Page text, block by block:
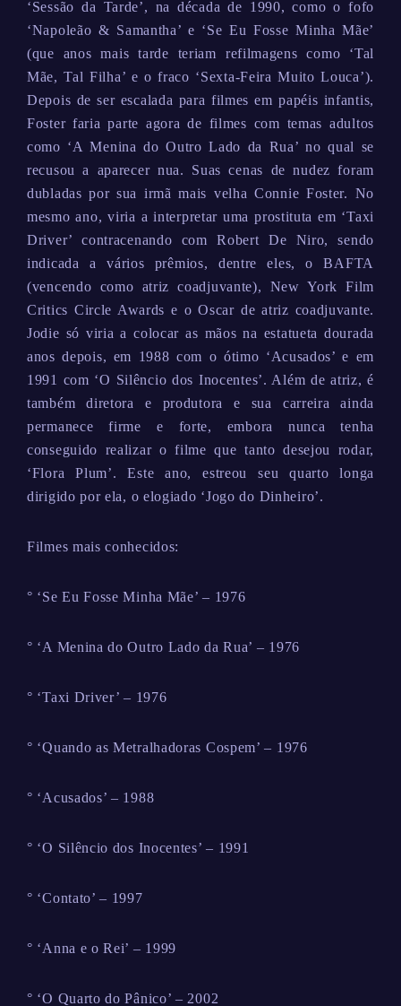
‘Sessão da Tarde’, na década de 1990, como o fofo
‘Napoleão & Samantha’ e ‘Se Eu Fosse Minha Mãe’
(que anos mais tarde teriam refilmagens como ‘Tal
Mãe, Tal Filha’ e o fraco ‘Sexta-Feira Muito Louca’).
Depois de ser escalada para filmes em papéis infantis,
Foster faria parte agora de filmes com temas adultos
como ‘A Menina do Outro Lado da Rua’ no qual se
recusou a aparecer nua. Suas cenas de nudez foram
dubladas por sua irmã mais velha Connie Foster. No
mesmo ano, viria a interpretar uma prostituta em ‘Taxi
Driver’ contracenando com Robert De Niro, sendo
indicada a vários prêmios, dentre eles, o BAFTA
(vencendo como atriz coadjuvante), New York Film
Critics Circle Awards e o Oscar de atriz coadjuvante.
Jodie só viria a colocar as mãos na estatueta dourada
anos depois, em 1988 com o ótimo ‘Acusados’ e em
1991 com ‘O Silêncio dos Inocentes’. Além de atriz, é
também diretora e produtora e sua carreira ainda
permanece firme e forte, embora nunca tenha
conseguido realizar o filme que tanto desejou rodar,
‘Flora Plum’. Este ano, estreou seu quarto longa
dirigido por ela, o elogiado ‘Jogo do Dinheiro’.
Filmes mais conhecidos:
° ‘Se Eu Fosse Minha Mãe’ – 1976
° ‘A Menina do Outro Lado da Rua’ – 1976
° ‘Taxi Driver’ – 1976
° ‘Quando as Metralhadoras Cospem’ – 1976
° ‘Acusados’ – 1988
° ‘O Silêncio dos Inocentes’ – 1991
° ‘Contato’ – 1997
° ‘Anna e o Rei’ – 1999
° ‘O Quarto do Pânico’ – 2002